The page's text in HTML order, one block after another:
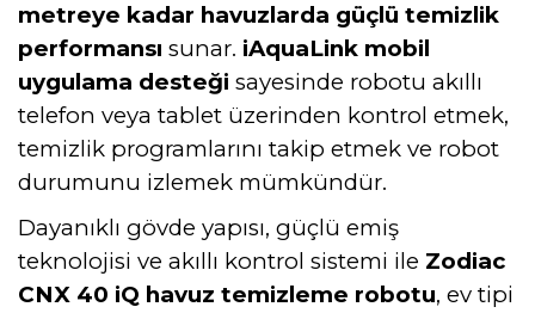
metreye kadar havuzlarda güçlü temizlik
performansı sunar. iAquaLink mobil
uygulama desteği sayesinde robotu akıllı
telefon veya tablet üzerinden kontrol etmek,
temizlik programlarını takip etmek ve robot
durumunu izlemek mümkündür.
Dayanıklı gövde yapısı, güçlü emiş
teknolojisi ve akıllı kontrol sistemi ile Zodiac
CNX 40 iQ havuz temizleme robotu, ev tipi